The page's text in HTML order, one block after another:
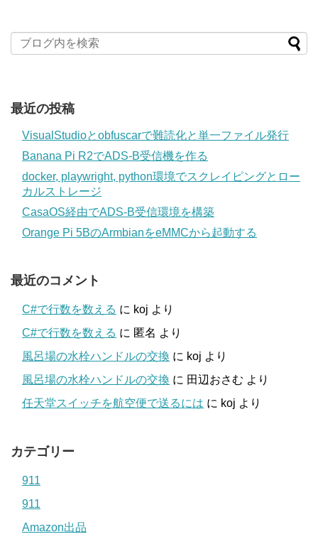
最近の投稿
VisualStudioとobfuscarで難読化と単一ファイル発行
Banana Pi R2でADS-B受信機を作る
docker, playwright, python環境でスクレイピングとロー
カルストレージ
CasaOS経由でADS-B受信環境を構築
Orange Pi 5BのArmbianをeMMCから起動する
最近のコメント
C#で行数を数える に koj より
C#で行数を数える に 匿名 より
風呂場の水栓ハンドルの交換 に koj より
風呂場の水栓ハンドルの交換 に 田辺おさむ より
任天堂スイッチを航空便で送るには に koj より
カテゴリー
911
911
Amazon出品